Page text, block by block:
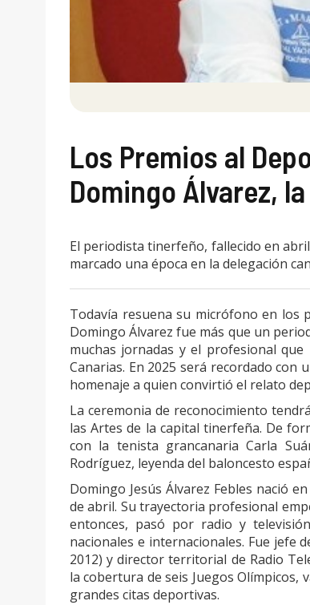
Los Premios al
Domingo Álvarez,
El periodista tinerfeño, fallecido en
marcado una época en la delegación
Todavía resuena su micrófono en los
Domingo Álvarez fue más que un
muchas jornadas y el profesional
Canarias. En 2025 será recordado
homenaje a quien convirtió el relato
La ceremonia de reconocimiento
las Artes de la capital tinerfeña. De
con la tenista grancanaria Carla
Rodríguez, leyenda del baloncesto
Domingo Jesús Álvarez Febles nació
de abril. Su trayectoria profesional
entonces, pasó por radio y
nacionales e internacionales. Fue jefe
2012) y director territorial de Radio
la cobertura de seis Juegos
grandes citas deportivas.